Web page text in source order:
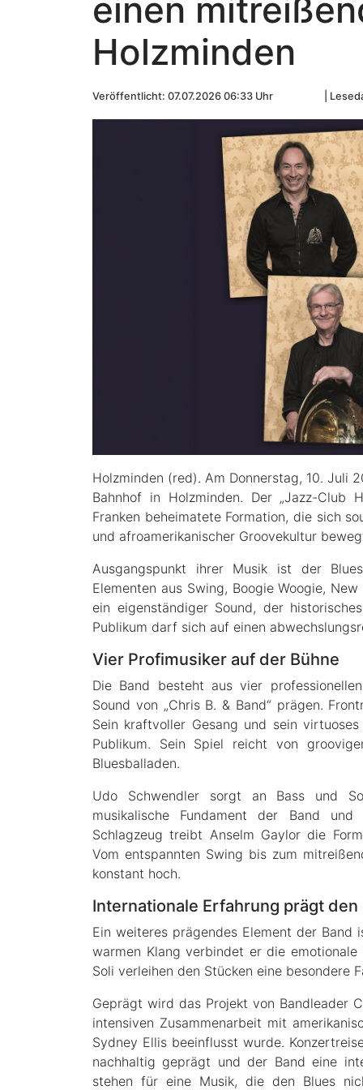
einen
Holzminden
Veröffentlicht: 07.07.2026 06:33 Uhr
Holzminden (red). Am Donnerstag, 10. Juli
Bahnhof in Holzminden. Der „Jazz-Club
Franken beheimatete Formation, die sich
und afroamerikanischer Groovekultur
Ausgangspunkt ihrer Musik ist der
Elementen aus Swing, Boogie Woogie,
ein eigenständiger Sound, der
Publikum darf sich auf einen
Vier Profimusiker auf der Bühne
Die Band besteht aus vier
Sound von „Chris B. & Band“ prägen.
Sein kraftvoller Gesang und sein
Publikum. Sein Spiel reicht von
Bluesballaden.
Udo Schwendler sorgt an Bass und
musikalische Fundament der Band
Schlagzeug treibt Anselm Gaylor die
Vom entspannten Swing bis zum
konstant hoch.
Internationale Erfahrung prägt den
Ein weiteres prägendes Element der Band
warmen Klang verbindet er die
Soli verleihen den Stücken eine besondere
Geprägt wird das Projekt von Bandleader
intensiven Zusammenarbeit mit
Sydney Ellis beeinflusst wurde.
nachhaltig geprägt und der Band eine
stehen für eine Musik, die den Blues